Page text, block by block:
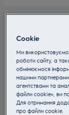
Cookie
Ми використовуємо
роботи сайту, а
обмінюємося
нашими
агентствами та
файли cookie», ви
Для отримання
прo файли cookie.